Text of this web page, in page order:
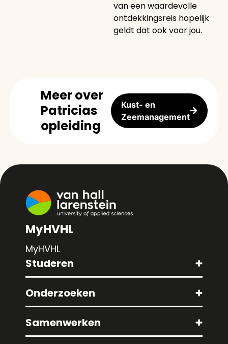
van een waardevolle
ontdekkingsreis hopelijk
geldt dat ook voor jou.
Meer over
Patricias
opleiding
Kust- en
Zeemanagement
MyHVHL
MyHVHL
Studeren
Onderzoeken
Samenwerken